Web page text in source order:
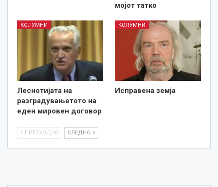
мојот татко
КОЛУМНИ
Леснотијата на
разградувањетото на
еден мировен договор
КОЛУМНИ
Исправена земја
ПРЕТХОДНО СЛЕДНО